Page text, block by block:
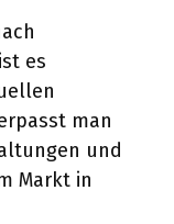
es
man
und
Markt in